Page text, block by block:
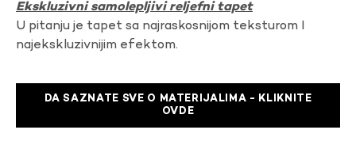
Ekskluzivni samolepljivi reljefni tapet
U pitanju je tapet sa najraskosnijom teksturom I
najekskluzivnijim efektom.
DA SAZNATE SVE O MATERIJALIMA - KLIKNITE
OVDE